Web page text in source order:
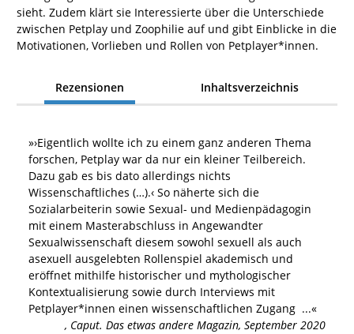
sieht. Zudem klärt sie Interessierte über die Unterschiede
zwischen Petplay und Zoophilie auf und gibt Einblicke in die
Motivationen, Vorlieben und Rollen von Petplayer*innen.
Rezensionen Inhaltsverzeichnis
»›Eigentlich wollte ich zu einem ganz anderen Thema
forschen, Petplay war da nur ein kleiner Teilbereich.
Dazu gab es bis dato allerdings nichts
Wissenschaftliches (…).‹ So näherte sich die
Sozialarbeiterin sowie Sexual- und Medienpädagogin
mit einem Masterabschluss in Angewandter
Sexualwissenschaft diesem sowohl sexuell als auch
asexuell ausgelebten Rollenspiel akademisch und
eröffnet mithilfe historischer und mythologischer
Kontextualisierung sowie durch Interviews mit
Petplayer*innen einen wissenschaftlichen Zugang ...«
, Caput. Das etwas andere Magazin, September 2020